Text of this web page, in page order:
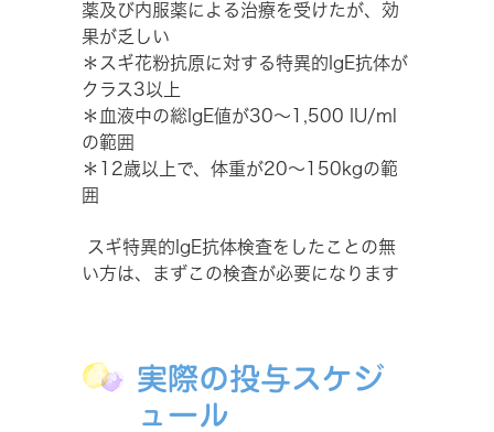
薬及び内服薬による治療を受けたが、効
果が乏しい
＊スギ花粉抗原に対する特異的IgE抗体が
クラス3以上
＊血液中の総IgE値が30～1,500 IU/ml
の範囲
＊12歳以上で、体重が20～150kgの範
囲
スギ特異的IgE抗体検査をしたことの無
い方は、まずこの検査が必要になります
実際の投与スケジ
ュール